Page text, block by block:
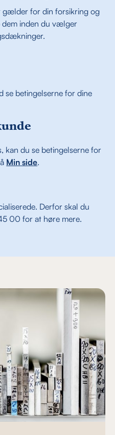
gælder for din forsikring og
inden du vælger
se betingelserne for dine
kan du se betingelserne for
Min side.
Derfor skal du
00 for at høre mere.